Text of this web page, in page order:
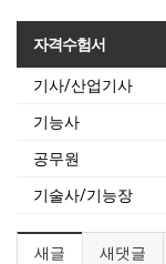
자격수험서
기사/산업기사
기능사
공무원
기술사/기능장
새글 새댓글